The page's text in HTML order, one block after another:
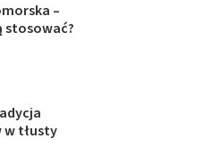
–
stosować?
w tłusty